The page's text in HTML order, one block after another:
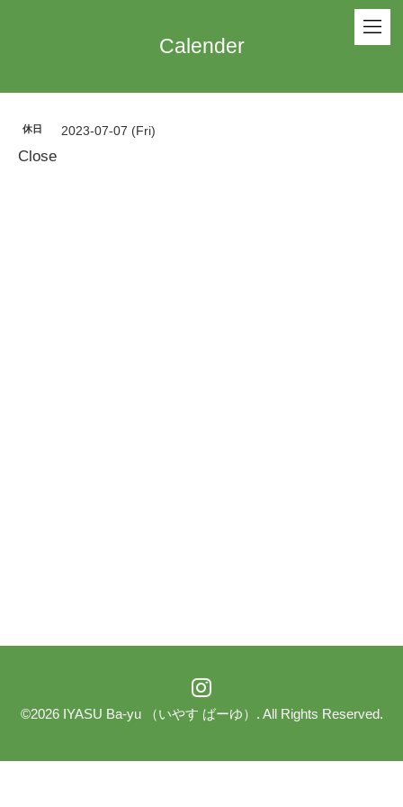
Calender
休日 2023-07-07 (Fri)
Close
©2026 IYASU Ba-yu （いやす ばーゆ） . All Rights Reserved.